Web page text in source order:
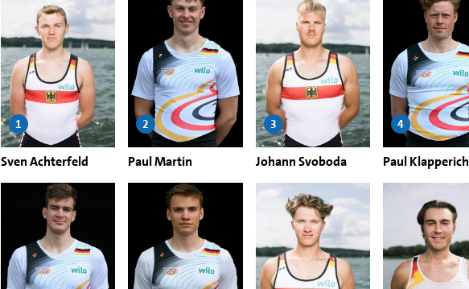
Sven Achterfeld
1
Paul Martin
2
Johann Svoboda
3
Paul Klapperich
4